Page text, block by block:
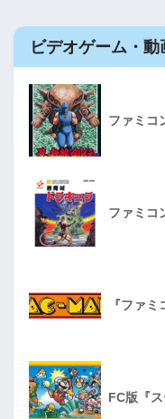
ビデオゲーム・動
ファミコ
ファミコ
『ファ
FC版『